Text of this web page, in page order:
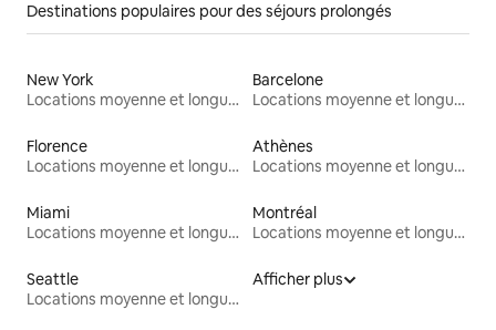
Destinations populaires pour des séjours prolongés
New York
Locations moyenne et longue durée
Barcelone
Locations moyenne et longue durée
Florence
Locations moyenne et longue durée
Athènes
Locations moyenne et longue durée
Miami
Locations moyenne et longue durée
Montréal
Locations moyenne et longue durée
Seattle
Locations moyenne et longue durée
Afficher plus